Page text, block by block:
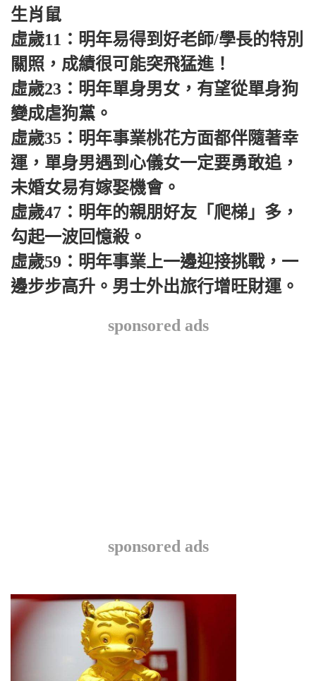
生肖鼠
虛歲11：明年易得到好老師/學長的特別
關照，成績很可能突飛猛進！
虛歲23：明年單身男女，有望從單身狗
變成虐狗黨。
虛歲35：明年事業桃花方面都伴隨著幸
運，單身男遇到心儀女一定要勇敢追，
未婚女易有嫁娶機會。
虛歲47：明年的親朋好友「爬梯」多，
勾起一波回憶殺。
虛歲59：明年事業上一邊迎接挑戰，一
邊步步高升。男士外出旅行增旺財運。
sponsored ads
sponsored ads